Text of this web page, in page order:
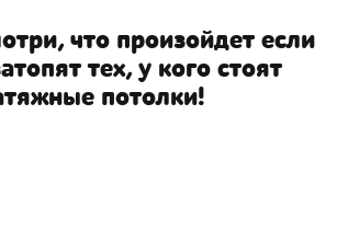
что произойдет если
тех, у кого стоят
потолки!